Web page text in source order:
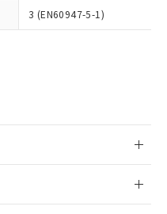
3 (EN60947-5-1)
イト上で当社にご
トについて、当社
"
の「1.共同利
ンロード
当社基準）
非含有を証明す
含有を証明する
酸エステル類４
までの期間は出